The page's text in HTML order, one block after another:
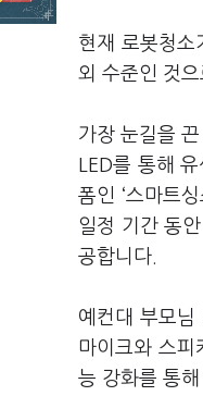
현재 로봇청
외 수준인 것
가장 눈길을
LED를 통해
폼인 ‘스마트
일정 기간 동
공합니다.
예컨대 부모님
마이크와 스피
능 강화를 통